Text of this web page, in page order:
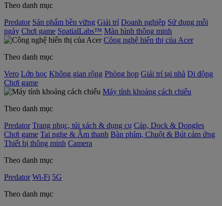
Theo danh mục
Predator Sản phẩm bền vững Giải trí Doanh nghiệp Sử dụng mỗi
ngày Chơi game SpatialLabs™ Màn hình thông minh
Công nghệ hiển thị của Acer
Theo danh mục
Vero Lớp học Không gian rộng Phòng họp Giải trí tại nhà Di động
Chơi game
Máy tính khoảng cách chiếu
Theo danh mục
Predator Trang phục, túi xách & dụng cụ Cáp, Dock & Dongles
Chơi game Tai nghe & Âm thanh Bàn phím, Chuột & Bút cảm ứng
Thiết bị thông minh Camera
Theo danh mục
Predator Wi-Fi 5G
Theo danh mục